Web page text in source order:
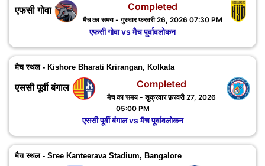
एफसी गोवा Completed
मैच का समय - गुरुवार फ़रवरी 26, 2026 07:30 PM
एफसी गोवा vs मैच पूर्वावलोकन
मैच स्थल - Kishore Bharati Krirangan, Kolkata
एससी पूर्वी बंगाल Completed
मैच का समय - शुक्रवार फ़रवरी 27, 2026
05:00 PM
एससी पूर्वी बंगाल vs मैच पूर्वावलोकन
मैच स्थल - Sree Kanteerava Stadium, Bangalore